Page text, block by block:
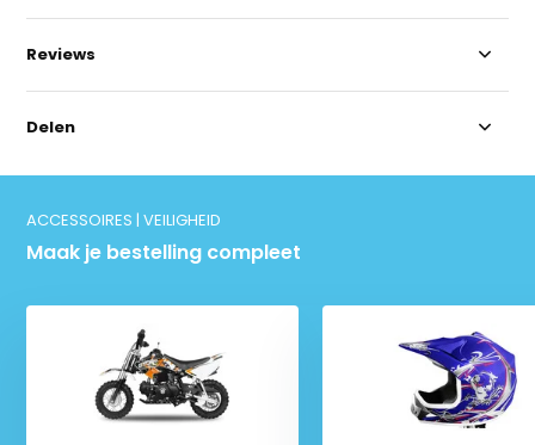
Reviews
Delen
ACCESSOIRES | VEILIGHEID
Maak je bestelling compleet